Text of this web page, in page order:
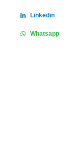
Linkedin
Whatsapp